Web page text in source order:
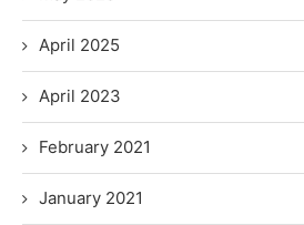
April 2025
April 2023
February 2021
January 2021